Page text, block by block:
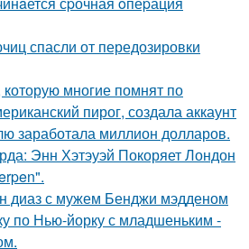
спасли от передозировки
многие помнят по
пирог, создала аккаунт
заработала миллион долларов.
Энн Хэтэуэй Покоряет Лондон
диаз с мужем Бенджи мэдденом
по Нью-йорку с младшеньким -